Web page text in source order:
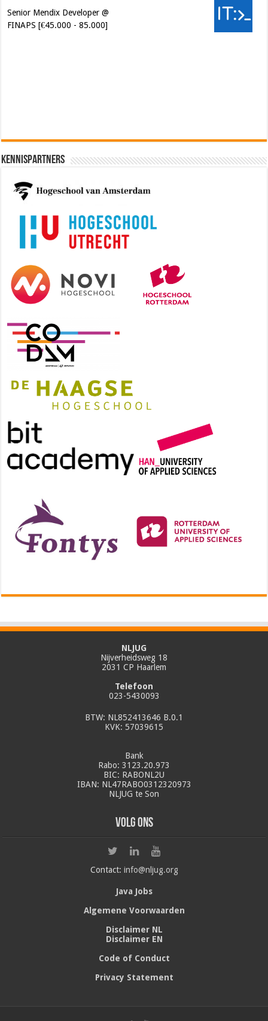
Senior Mendix Developer @
FINAPS [€45.000 - 85.000]
Kennispartners
NLJUG
Nijverheidsweg 18
2031 CP Haarlem
Telefoon
023-5430093
BTW: NL852413646 B.0.1
KVK: 57039615
Bank
Rabo: 3123.20.973
BIC: RABONL2U
IBAN: NL47RABO0312320973
NLJUG te Son
Volg ons
Contact: info@nljug.org
Java Jobs
Algemene Voorwaarden
Disclaimer NL
Disclaimer EN
Code of Conduct
Privacy Statement